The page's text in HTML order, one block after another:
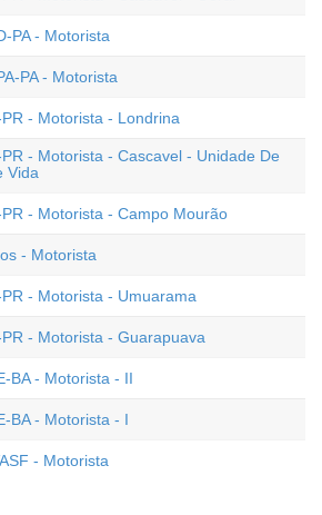
PA - Motorista
PA - Motorista
- Motorista - Londrina
- Motorista - Cascavel - Unidade De
Vida
- Motorista - Campo Mourão
- Motorista
- Motorista - Umuarama
- Motorista - Guarapuava
BA - Motorista - II
BA - Motorista - I
- Motorista